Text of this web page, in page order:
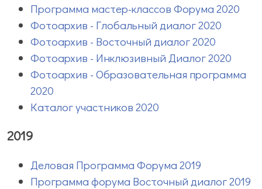
Программа мастер-классов Форума 2020
Фотоархив - Глобальный диалог 2020
Фотоархив - Восточный диалог 2020
Фотоархив - Инклюзивный Диалог 2020
Фотоархив - Образовательная программа
2020
Каталог участников 2020
2019
Деловая Программа Форума 2019
Программа форума Восточный диалог 2019